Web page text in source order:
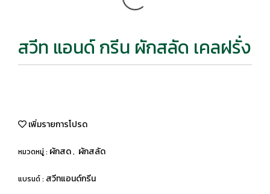
สวีท แอนด์ กรีน ผักสลัด เคลฝรั่ง
เพิ่มรายการโปรด
หมวดหมู่ : ผักสด, ผักสลัด
แบรนด์ : สวีทแอนด์กรีน